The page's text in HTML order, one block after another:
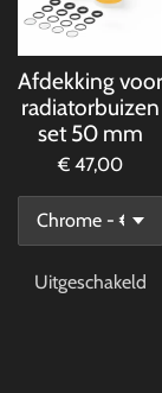
Afdekking voor
radiatorbuizen
set 50 mm
€ 47,00
Uitgeschakeld